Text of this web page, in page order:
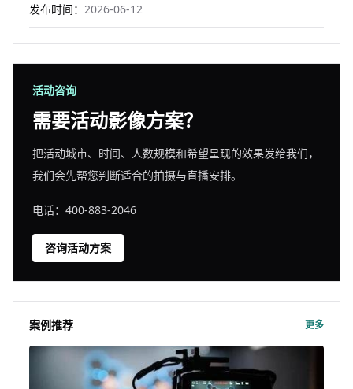
发布时间： 2026-06-12
活动咨询
需要活动影像方案？
把活动城市、时间、人数规模和希望呈现的效果发给我们，
我们会先帮您判断适合的拍摄与直播安排。
电话：400-883-2046
咨询活动方案
案例推荐 更多